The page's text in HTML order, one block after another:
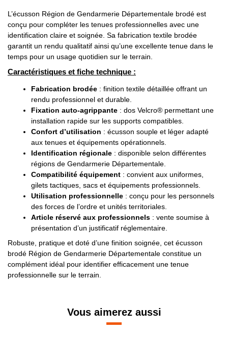
L’écusson Région de Gendarmerie Départementale brodé est
conçu pour compléter les tenues professionnelles avec une
identification claire et soignée. Sa fabrication textile brodée
garantit un rendu qualitatif ainsi qu’une excellente tenue dans le
temps pour un usage quotidien sur le terrain.
Caractéristiques et fiche technique :
Fabrication brodée : finition textile détaillée offrant un
rendu professionnel et durable.
Fixation auto-agrippante : dos Velcro® permettant une
installation rapide sur les supports compatibles.
Confort d’utilisation : écusson souple et léger adapté
aux tenues et équipements opérationnels.
Identification régionale : disponible selon différentes
régions de Gendarmerie Départementale.
Compatibilité équipement : convient aux uniformes,
gilets tactiques, sacs et équipements professionnels.
Utilisation professionnelle : conçu pour les personnels
des forces de l’ordre et unités territoriales.
Article réservé aux professionnels : vente soumise à
présentation d’un justificatif réglementaire.
Robuste, pratique et doté d’une finition soignée, cet écusson
brodé Région de Gendarmerie Départementale constitue un
complément idéal pour identifier efficacement une tenue
professionnelle sur le terrain.
Vous aimerez aussi